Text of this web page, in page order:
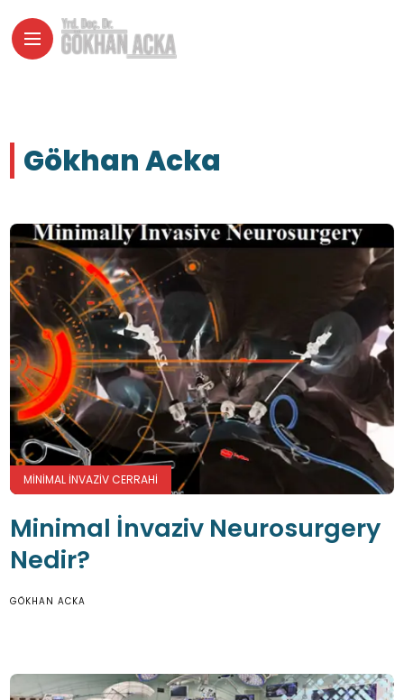
Gökhan Acka
MINIMAL İNVAZIV CERRAHI
Minimal İnvaziv Neurosurgery
Nedir?
GÖKHAN ACKA